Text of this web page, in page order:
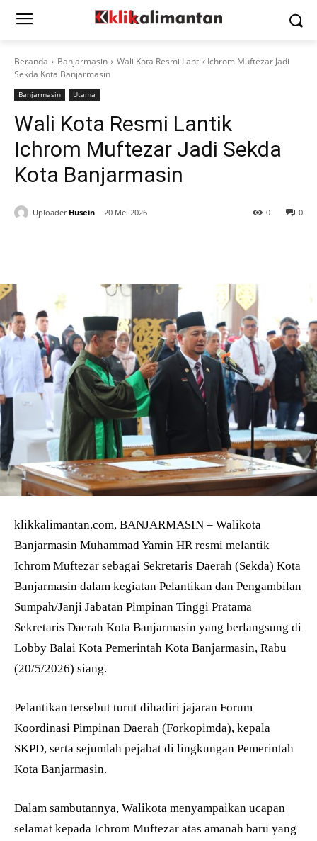
Beranda Banjarmasin
Wali Kota Resmi Lantik Ichrom Muftezar Jadi
Sekda Kota Banjarmasin
Banjarmasin Utama
Wali Kota Resmi Lantik
Ichrom Muftezar Jadi Sekda
Kota Banjarmasin
Uploader Husein 20 Mei 2026 0
0
klikkalimantan.com, BANJARMASIN – Walikota
Banjarmasin Muhammad Yamin HR resmi melantik
Ichrom Muftezar sebagai Sekretaris Daerah (Sekda) Kota
Banjarmasin dalam kegiatan Pelantikan dan Pengambilan
Sumpah/Janji Jabatan Pimpinan Tinggi Pratama
Sekretaris Daerah Kota Banjarmasin yang berlangsung di
Lobby Balai Kota Pemerintah Kota Banjarmasin, Rabu
(20/5/2026) siang.
Pelantikan tersebut turut dihadiri jajaran Forum
Koordinasi Pimpinan Daerah (Forkopimda), kepala
SKPD, serta sejumlah pejabat di lingkungan Pemerintah
Kota Banjarmasin.
Dalam sambutannya, Walikota menyampaikan ucapan
selamat kepada Ichrom Muftezar atas amanah baru yang